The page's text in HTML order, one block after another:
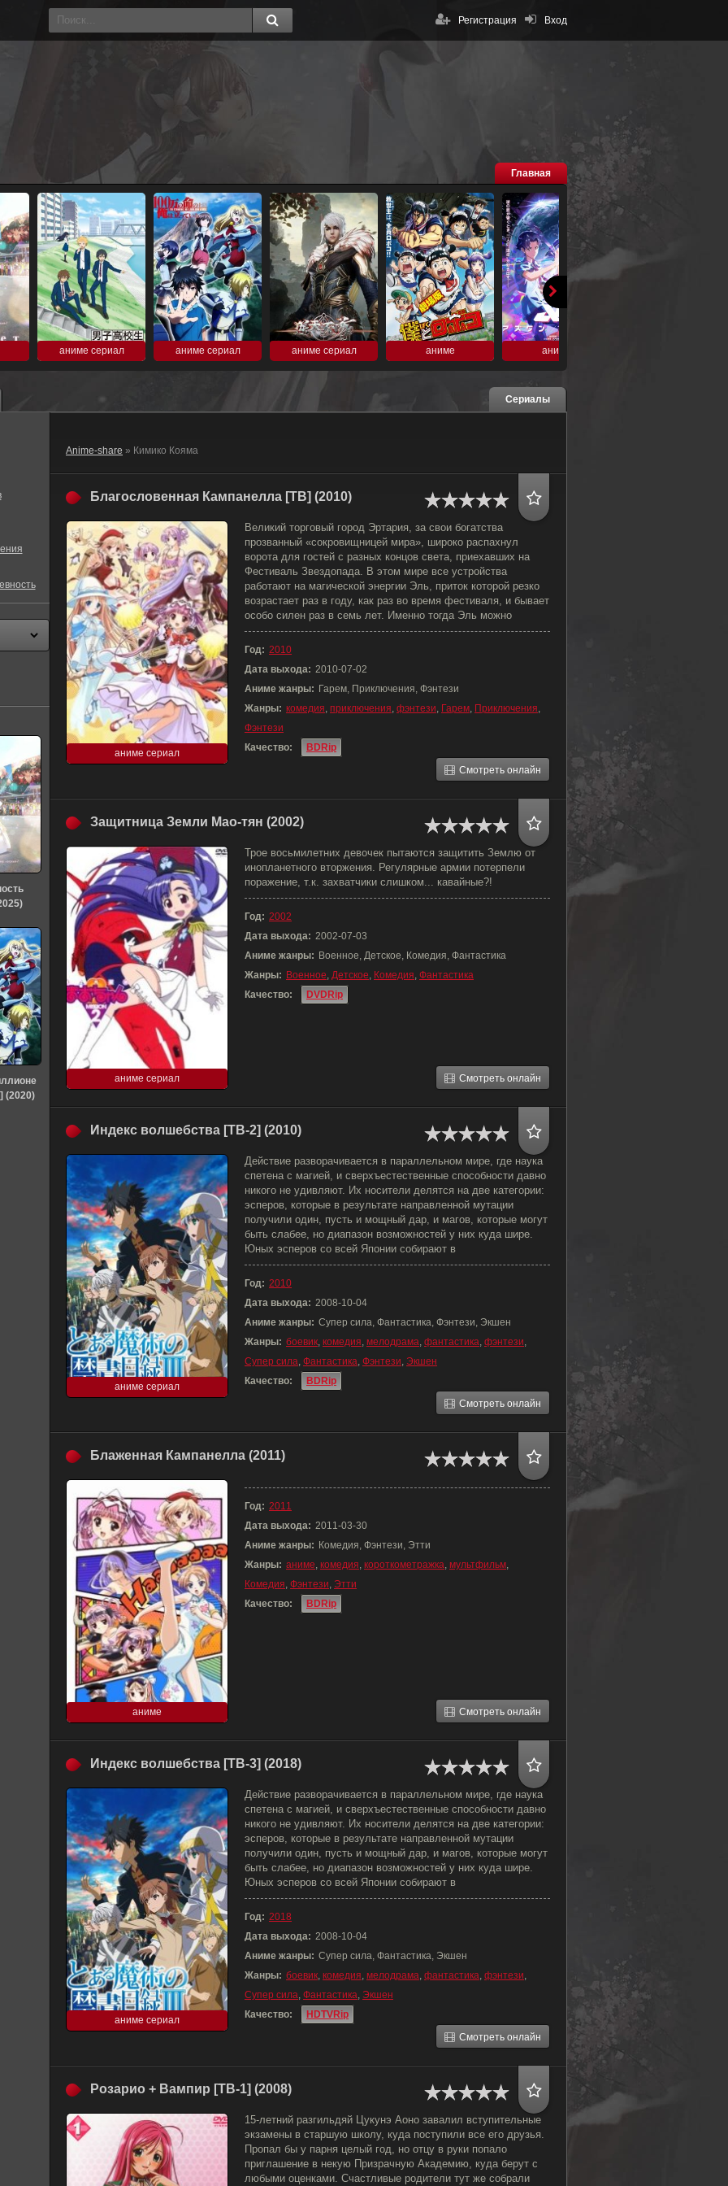
Вход
Регистрация
Главная
аниме сериал аниме сериал аниме сериал аниме аниме
Сериалы
Anime-share » Кимико Кояма
Благословенная Кампанелла [ТВ] (2010)
аниме сериал
Великий торговый город Эртария, за свои богатства
прозванный «сокровищницей мира», широко распахнул
ворота для гостей с разных концов света, приехавших на
Фестиваль Звездопада. В этом мире все устройства
работают на магической энергии Эль, приток которой резко
возрастает раз в году, как раз во время фестиваля, и бывает
особо силен раз в семь лет. Именно тогда Эль можно
Год: 2010
Дата выхода: 2010-07-02
Аниме жанры: Гарем, Приключения, Фэнтези
Жанры: комедия, приключения, фэнтези, Гарем, Приключения,
Фэнтези
Качество:
BDRip
Смотреть онлайн
Защитница Земли Мао-тян (2002)
аниме сериал
Трое восьмилетних девочек пытаются защитить Землю от
инопланетного вторжения. Регулярные армии потерпели
поражение, т.к. захватчики слишком... кавайные?!
Год: 2002
Дата выхода: 2002-07-03
Аниме жанры: Военное, Детское, Комедия, Фантастика
Жанры: Военное, Детское, Комедия, Фантастика
Качество:
DVDRip
Смотреть онлайн
Индекс волшебства [ТВ-2] (2010)
аниме сериал
Действие разворачивается в параллельном мире, где наука
спетена с магией, и сверхъестественные способности давно
никого не удивляют. Их носители делятся на две категории:
эсперов, которые в результате направленной мутации
получили один, пусть и мощный дар, и магов, которые могут
быть слабее, но диапазон возможностей у них куда шире.
Юных эсперов со всей Японии собирают в
Год: 2010
Дата выхода: 2008-10-04
Аниме жанры: Супер сила, Фантастика, Фэнтези, Экшен
Жанры: боевик, комедия, мелодрама, фантастика, фэнтези,
Супер сила, Фантастика, Фэнтези, Экшен
Качество:
BDRip
Смотреть онлайн
Блаженная Кампанелла (2011)
аниме
Год: 2011
Дата выхода: 2011-03-30
Аниме жанры: Комедия, Фэнтези, Этти
Жанры: аниме, комедия, короткометражка, мультфильм,
Комедия, Фэнтези, Этти
Качество:
BDRip
Смотреть онлайн
Индекс волшебства [ТВ-3] (2018)
аниме сериал
Действие разворачивается в параллельном мире, где наука
спетена с магией, и сверхъестественные способности давно
никого не удивляют. Их носители делятся на две категории:
эсперов, которые в результате направленной мутации
получили один, пусть и мощный дар, и магов, которые могут
быть слабее, но диапазон возможностей у них куда шире.
Юных эсперов со всей Японии собирают в
Год: 2018
Дата выхода: 2008-10-04
Аниме жанры: Супер сила, Фантастика, Экшен
Жанры: боевик, комедия, мелодрама, фантастика, фэнтези,
Супер сила, Фантастика, Экшен
Качество:
HDTVRip
Смотреть онлайн
Розарио + Вампир [ТВ-1] (2008)
15-летний разгильдяй Цукунэ Аоно завалил вступительные
экзамены в старшую школу, куда поступили все его друзья.
Пропал бы у парня целый год, но отцу в руки попало
приглашение в некую Призрачную Академию, куда берут с
любыми оценками. Счастливые родители тут же собрали
(2020)